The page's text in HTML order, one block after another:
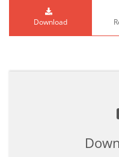
Download